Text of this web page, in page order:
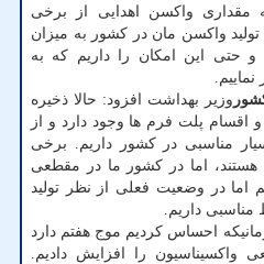
مقداری واکسن اهدایی از برخی
واکسن مان در کشور به میزان
و حتی این امکان را داریم که به
وزیر بهداشت افزود: حالا ذخیره
اقسام پلت فرم ها وجود دارد و از
مناسبی در کشور داریم. برخی
اما در کشور ما در مقطعی
اما در وضعیت فعلی از نظر تولید
مناسبی داریم.
احساس کردیم موج هفتم دارد
واکسیناسیون را افزایش دادیم.